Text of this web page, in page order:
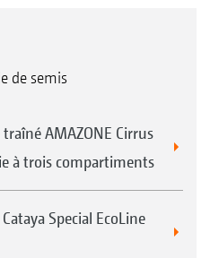
de semis
AMAZONE Cirrus
à trois compartiments
Special EcoLine